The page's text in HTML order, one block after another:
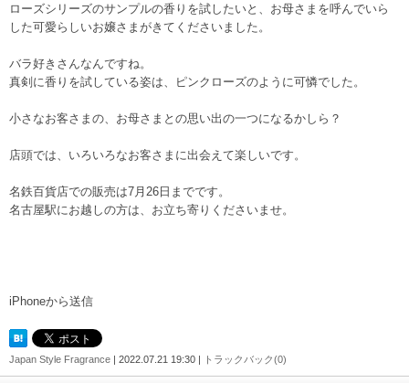
ローズシリーズのサンプルの香りを試したいと、お母さまを呼んでいら
した可愛らしいお嬢さまがきてくださいました。
バラ好きさんなんですね。
真剣に香りを試している姿は、ピンクローズのように可憐でした。
小さなお客さまの、お母さまとの思い出の一つになるかしら？
店頭では、いろいろなお客さまに出会えて楽しいです。
名鉄百貨店での販売は7月26日までです。
名古屋駅にお越しの方は、お立ち寄りくださいませ。
iPhoneから送信
Japan Style Fragrance | 2022.07.21 19:30 | トラックバック(0)